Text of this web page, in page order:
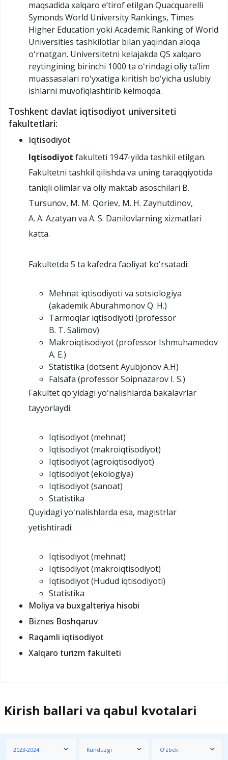
maqsadida xalqaro eʼtirof etilgan Quacquarelli
Symonds World University Rankings, Times
Higher Education yoki Academic Ranking of World
Universities tashkilotlar bilan yaqindan aloqa
oʻrnatgan. Universitetni kelajakda QS xalqaro
reytingining birinchi 1000 ta oʻrindagi oliy taʼlim
muassasalari roʻyxatiga kiritish boʻyicha uslubiy
ishlarni muvofiqlashtirib kelmoqda.
Toshkent davlat iqtisodiyot universiteti
fakultetlari:
Iqtisodiyot
Iqtisodiyot fakulteti 1947-yilda tashkil etilgan.
Fakultetni tashkil qilishda va uning taraqqiyotida
taniqli olimlar va oliy maktab asoschilari B.
Tursunov, M. M. Qoriev, M. H. Zaynutdinov,
A. A. Azatyan va A. S. Danilovlarning xizmatlari
katta.
Fakultetda 5 ta kafedra faoliyat koʻrsatadi:
Mehnat iqtisodiyoti va sotsiologiya
(akademik Aburahmonov Q. H.)
Tarmoqlar iqtisodiyoti (professor
B. T. Salimov)
Makroiqtisodiyot (professor Ishmuhamedov
A. E.)
Statistika (dotsent Ayubjonov A.H)
Falsafa (professor Soipnazarov I. S.)
Fakultet qoʻyidagi yoʻnalishlarda bakalavrlar
tayyorlaydi:
Iqtisodiyot (mehnat)
Iqtisodiyot (makroiqtisodiyot)
Iqtisodiyot (agroiqtisodiyot)
Iqtisodiyot (ekologiya)
Iqtisodiyot (sanoat)
Statistika
Quyidagi yoʻnalishlarda esa, magistrlar
yetishtiradi:
Iqtisodiyot (mehnat)
Iqtisodiyot (makroiqtisodiyot)
Iqtisodiyot (Hudud iqtisodiyoti)
Statistika
Moliya va buxgalteriya hisobi
Biznes Boshqaruv
Raqamli iqtisodiyot
Xalqaro turizm fakulteti
Kirish ballari va qabul kvotalari
2023-2024 Kunduzgi O‘zbek